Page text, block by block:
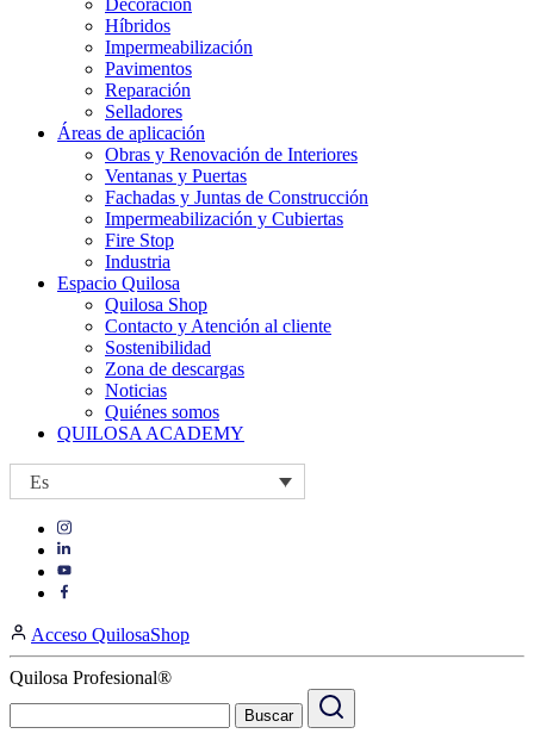
Decoración
Híbridos
Impermeabilización
Pavimentos
Reparación
Selladores
Áreas de aplicación
Obras y Renovación de Interiores
Ventanas y Puertas
Fachadas y Juntas de Construcción
Impermeabilización y Cubiertas
Fire Stop
Industria
Espacio Quilosa
Quilosa Shop
Contacto y Atención al cliente
Sostenibilidad
Zona de descargas
Noticias
Quiénes somos
QUILOSA ACADEMY
Es
Visit
https://www.instagram.com/quilosa_selena/
Visit
our
Visit
page
https://www.facebook.com/QuilosaSelenaIberia/
page
Acceso QuilosaShop
Quilosa Profesional®